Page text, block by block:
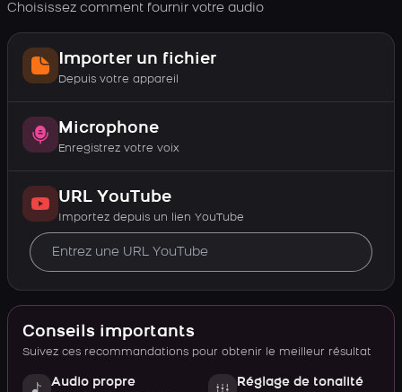
Choisissez comment fournir votre audio
Importer un fichier
Depuis votre appareil
Microphone
Enregistrez votre voix
URL YouTube
Importez depuis un lien YouTube
Conseils importants
Suivez ces recommandations pour obtenir le meilleur résultat
Audio propre Réglage de tonalité